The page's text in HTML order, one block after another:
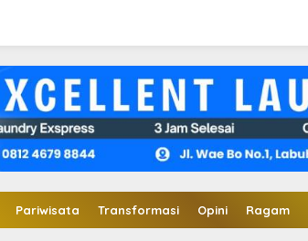
Pariwisata Transformasi Opini Ragam